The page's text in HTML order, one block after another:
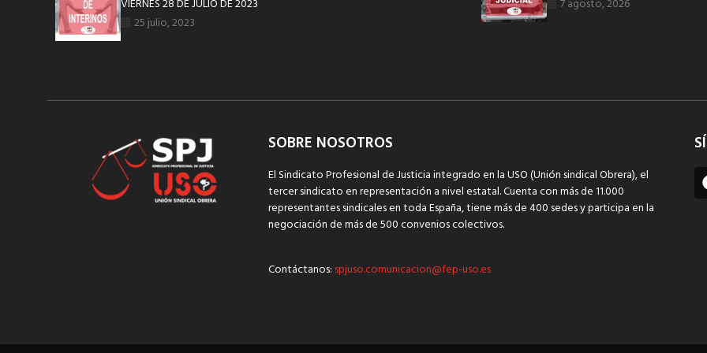
VIERNES 28 DE JULIO DE 2023
25 julio, 2023
7 agosto, 2026
SOBRE NOSOTROS
El Sindicato Profesional de Justicia integrado en la USO (Unión sindical Obrera), el
tercer sindicato en representación a nivel estatal. Cuenta con más de 11.000
representantes sindicales en toda España, tiene más de 400 sedes y participa en la
negociación de más de 500 convenios colectivos.
Contáctanos: spjuso.comunicacion@fep-uso.es